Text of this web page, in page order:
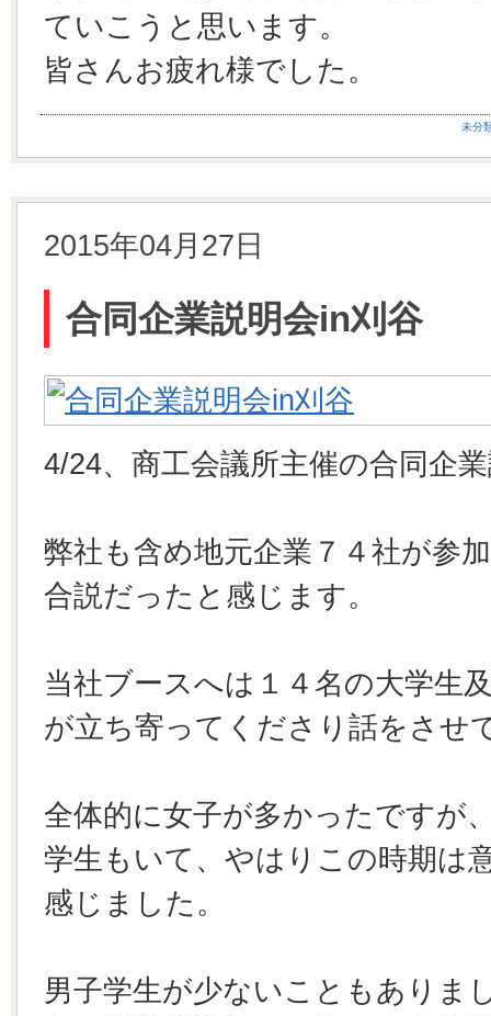
ていこうと思います。
皆さんお疲れ様でした。
未分
2015年04月27日
合同企業説明会in刈谷
4/24、商工会議所主催の合同企
弊社も含め地元企業７４社が参
合説だったと感じます。
当社ブースへは１４名の大学生
が立ち寄ってくださり話をさせ
全体的に女子が多かったですが
学生もいて、やはりこの時期は
感じました。
男子学生が少ないこともありま